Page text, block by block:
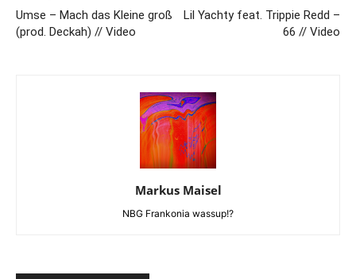
Umse – Mach das Kleine groß
(prod. Deckah) // Video
Lil Yachty feat. Trippie Redd –
66 // Video
Markus Maisel
NBG Frankonia wassup!?